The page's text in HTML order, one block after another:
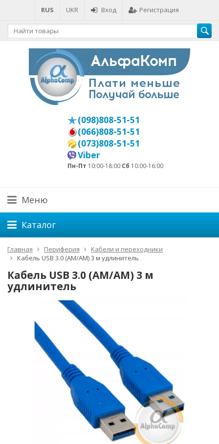
RUS UKR Вход Регистрация
(098)808-51-51
(066)808-51-51
(073)808-51-51
Viber
Пн-Пт 10:00-18:00 Сб 10:00-16:00
Меню
Каталог
Главная Периферия
Кабели и переходники
Кабель USB 3.0 (AM/AM) 3 м удлинитель
Кабель USB 3.0 (AM/AM) 3 м
удлинитель